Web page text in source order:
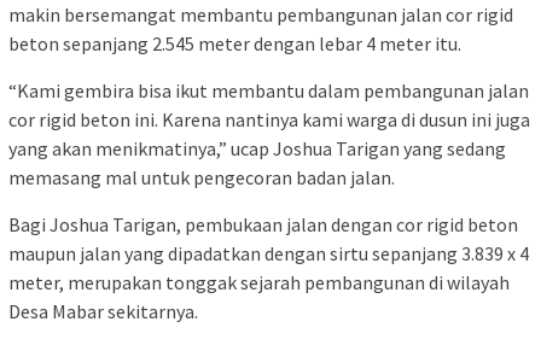
makin bersemangat membantu pembangunan jalan cor rigid
beton sepanjang 2.545 meter dengan lebar 4 meter itu.
“Kami gembira bisa ikut membantu dalam pembangunan jalan
cor rigid beton ini. Karena nantinya kami warga di dusun ini juga
yang akan menikmatinya,” ucap Joshua Tarigan yang sedang
memasang mal untuk pengecoran badan jalan.
Bagi Joshua Tarigan, pembukaan jalan dengan cor rigid beton
maupun jalan yang dipadatkan dengan sirtu sepanjang 3.839 x 4
meter, merupakan tonggak sejarah pembangunan di wilayah
Desa Mabar sekitarnya.